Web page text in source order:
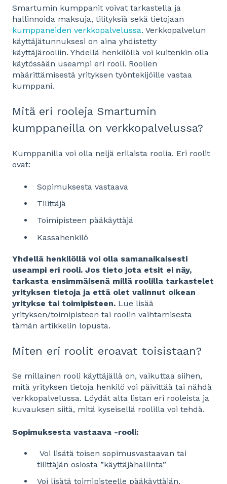
Smartumin kumppanit voivat tarkastella ja
hallinnoida maksuja, tilityksiä sekä tietojaan
kumppaneiden verkkopalvelussa. Verkkopalvelun
käyttäjätunnuksesi on aina yhdistetty
käyttäjärooliin. Yhdellä henkilöllä voi kuitenkin olla
käytössään useampi eri rooli. Roolien
määrittämisestä yrityksen työntekijöille vastaa
kumppani.
Mitä eri rooleja Smartumin
kumppaneilla on verkkopalvelussa?
Kumppanilla voi olla neljä erilaista roolia. Eri roolit
ovat:
Sopimuksesta vastaava
Tilittäjä
Toimipisteen pääkäyttäjä
Kassahenkilö
Yhdellä henkilöllä voi olla samanaikaisesti
useampi eri rooli. Jos tieto jota etsit ei näy,
tarkasta ensimmäisenä millä roolilla tarkastelet
yrityksen tietoja ja että olet valinnut oikean
yritykse tai toimipisteen. Lue lisää
yrityksen/toimipisteen tai roolin vaihtamisesta
tämän artikkelin lopusta.
Miten eri roolit eroavat toisistaan?
Se millainen rooli käyttäjällä on, vaikuttaa siihen,
mitä yrityksen tietoja henkilö voi päivittää tai nähdä
verkkopalvelussa. Löydät alta listan eri rooleista ja
kuvauksen siitä, mitä kyseisellä roolilla voi tehdä.
Sopimuksesta vastaava -rooli:
Voi lisätä toisen sopimusvastaavan tai
tilittäjän osiosta ”käyttäjähallinta”
Voi lisätä toimipisteelle pääkäyttäjän.